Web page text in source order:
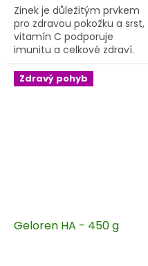
Zinek je důležitým prvkem
pro zdravou pokožku a srst,
vitamín C podporuje
imunitu a celkové zdraví.
Zdravý pohyb
Geloren HA - 450 g